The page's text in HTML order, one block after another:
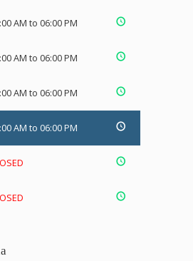
AM to 06:00 PM
AM to 06:00 PM
AM to 06:00 PM
AM to 06:00 PM